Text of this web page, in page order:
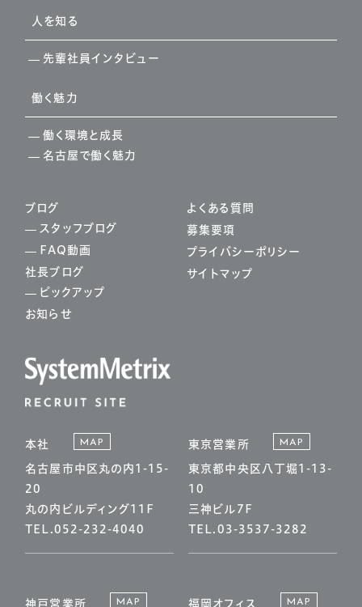
人を知る
先輩社員インタビュー
働く魅力
働く環境と成長
名古屋で働く魅力
ブログ
スタッフブログ
FAQ動画
社長ブログ
ピックアップ
お知らせ
よくある質問
募集要項
プライバシーポリシー
サイトマップ
本社 MAP
名古屋市中区丸の内1-15-
20
丸の内ビルディング11F
TEL.052-232-4040
東京営業所 MAP
東京都中央区八丁堀1-13-
10
三神ビル7F
TEL.03-3537-3282
神戸営業所 MAP 福岡オフィス MAP